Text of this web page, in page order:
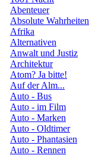
Abenteuer
Absolute Wahrheiten
Afrika
Alternativen
Anwalt und Justiz
Architektur
Atom? Ja bitte!
Auf der Alm...
Auto - Bus
Auto - im Film
Auto - Marken
Auto - Oldtimer
Auto - Phantasien
Auto - Rennen